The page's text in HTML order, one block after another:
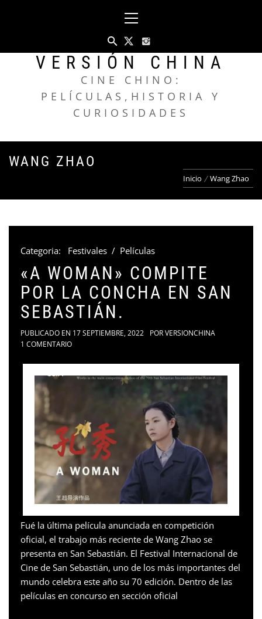
principal
VERSIÓN CHINA
CINE CHINO:
PELÍCULAS,HISTORIA Y
CURIOSIDADES
WANG ZHAO
Inicio Wang Zhao
Categoria: Festivales / Películas
«A WOMAN» COMPITE
POR LA CONCHA EN SAN
SEBASTIÁN.
PUBLICADO EN 17 SEPTIEMBRE, 2022 PORVERSIONCHINA
1 COMENTARIO
Fué la última película anunciada en competición
oficial, el trabajo más reciente de Wang Zhao se
presenta en San Sebastián. El Festival Internacional de
Cine de San Sebastián, uno de los más importantes del
mundo celebra este año su 70 edición. Dentro de las
películas en concurso en sección oficial